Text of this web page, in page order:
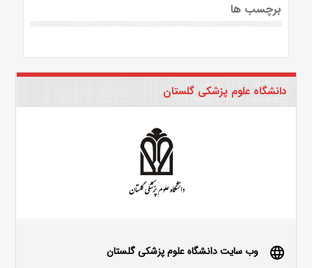
برچسب ها
دانشگاه علوم پزشکی گلستان
language وب سایت دانشگاه علوم پزشکی گلستان